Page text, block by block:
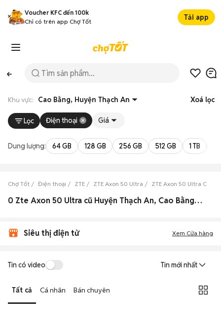
Voucher KFC đến 100k
Chỉ có trên app Chợ Tốt
Tải app
Khu vực: Cao Bằng, Huyện Thạch An Xoá lọc
Lọc Điện thoại Giá
Dung lượng: 64 GB 128 GB 256 GB 512 GB 1 TB
Chợ Tốt Điện thoại ZTE ZTE Axon 50 Ultra ZTE Axon 50 Ultra Cao
0 Zte Axon 50 Ultra cũ Huyện Thạch An, Cao Bằng đẹp
Siêu thị điện tử Xem Cửa hàng
Tin có video Tin mới nhất
Tất cả Cá nhân Bán chuyên